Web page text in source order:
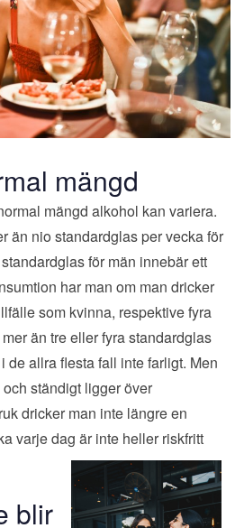
mängd
mängd alkohol kan variera.
än nio standardglas per vecka för
för män innebär ett
har man om man dricker
som kvinna, respektive fyra
än tre eller fyra standardglas
de allra flesta fall inte farligt. Men
ständigt ligger över
dricker man inte längre en
varje dag är inte heller riskfritt
blir